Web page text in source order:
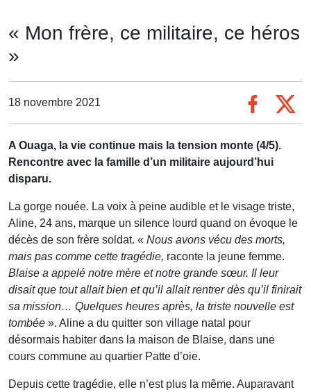
« Mon frère, ce militaire, ce héros
»
18 novembre 2021
A Ouaga, la vie continue mais la tension monte (4/5).
Rencontre avec la famille d’un militaire aujourd’hui
disparu.
La gorge nouée. La voix à peine audible et le visage triste,
Aline, 24 ans, marque un silence lourd quand on évoque le
décès de son frère soldat. « Nous avons vécu des morts,
mais pas comme cette tragédie, raconte la jeune femme.
Blaise a appelé notre mère et notre grande sœur. Il leur
disait que tout allait bien et qu’il allait rentrer dès qu’il finirait
sa mission… Quelques heures après, la triste nouvelle est
tombée ». Aline a du quitter son village natal pour
désormais habiter dans la maison de Blaise, dans une
cours commune au quartier Patte d’oie.
Depuis cette tragédie, elle n’est plus la même. Auparavant